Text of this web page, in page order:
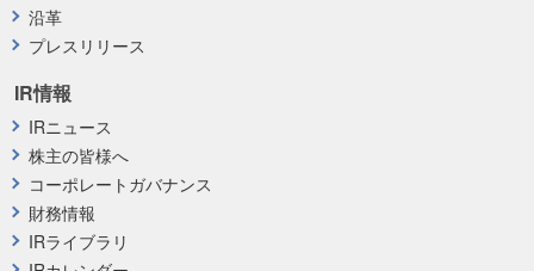
沿革
プレスリリース
IR情報
IRニュース
株主の皆様へ
コーポレートガバナンス
財務情報
IRライブラリ